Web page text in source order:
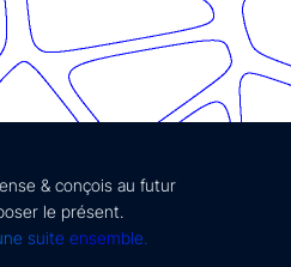
& conçois au futur
le présent.
suite ensemble.